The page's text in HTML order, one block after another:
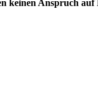
keinen Anspruch